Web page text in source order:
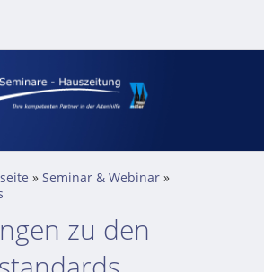
» Seminar & Webinar »
zu den